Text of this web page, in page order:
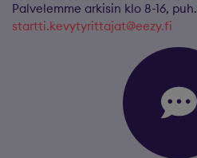
Palvelemme arkisin klo 8-16, puh.
startti.kevytyrittajat@eezy.fi